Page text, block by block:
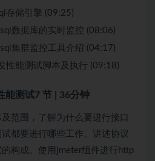
存储引擎 (09:25)
数据库的实时监控 (08:06)
集群监控工具介绍 (04:17)
性能测试脚本及执行 (09:18)
能测试7 节 | 36分钟
范围，了解为什么要进行接口
都要进行哪些工作。讲述协议
的构成。使用jmeter组件进行http